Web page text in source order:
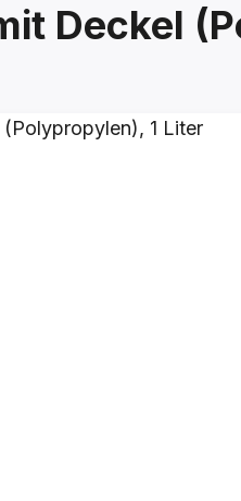
Deckel